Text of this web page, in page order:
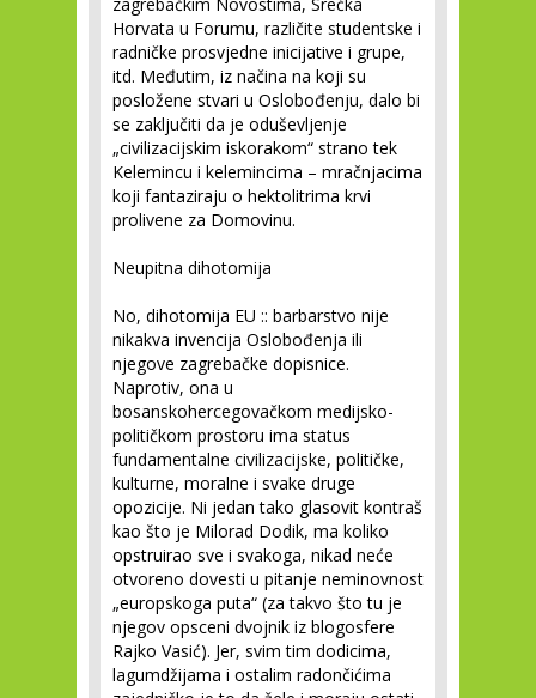
Horvata u Forumu, različite studentske i
radničke prosvjedne inicijative i grupe,
itd. Međutim, iz načina na koji su
posložene stvari u Oslobođenju, dalo bi
se zaključiti da je oduševljenje
„civilizacijskim iskorakom“ strano tek
Kelemincu i kelemincima – mračnjacima
koji fantaziraju o hektolitrima krvi
prolivene za Domovinu.
Neupitna dihotomija
No, dihotomija EU :: barbarstvo nije
nikakva invencija Oslobođenja ili
njegove zagrebačke dopisnice.
Naprotiv, ona u
bosanskohercegovačkom medijsko-
političkom prostoru ima status
fundamentalne civilizacijske, političke,
kulturne, moralne i svake druge
opozicije. Ni jedan tako glasovit kontraš
kao što je Milorad Dodik, ma koliko
opstruirao sve i svakoga, nikad neće
otvoreno dovesti u pitanje neminovnost
„europskoga puta“ (za takvo što tu je
njegov opsceni dvojnik iz blogosfere
Rajko Vasić). Jer, svim tim dodicima,
lagumdžijama i ostalim radončićima